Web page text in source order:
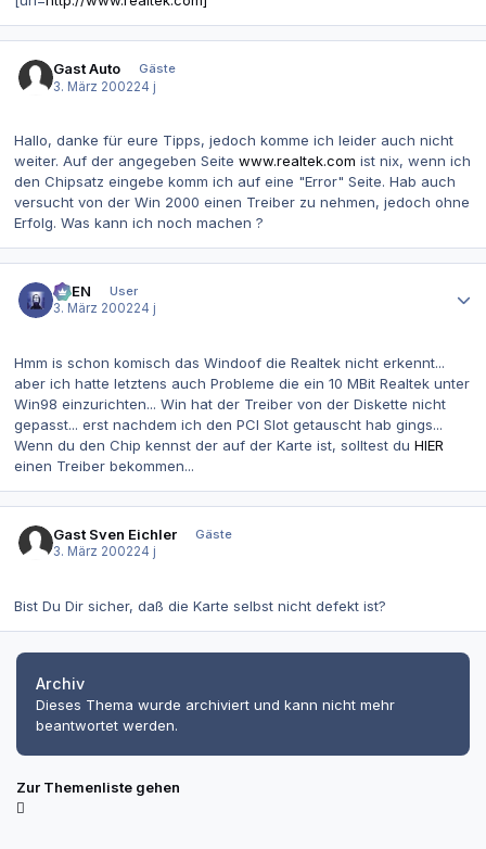
Gast Auto
Gäste
3. März 200224 j
Hallo, danke für eure Tipps, jedoch komme ich leider auch nicht
weiter. Auf der angegeben Seite www.realtek.com ist nix, wenn ich
den Chipsatz eingebe komm ich auf eine "Error" Seite. Hab auch
versucht von der Win 2000 einen Treiber zu nehmen, jedoch ohne
Erfolg. Was kann ich noch machen ?
AVEN
User
3. März 200224 j
Hmm is schon komisch das Windoof die Realtek nicht erkennt...
aber ich hatte letztens auch Probleme die ein 10 MBit Realtek unter
Win98 einzurichten... Win hat der Treiber von der Diskette nicht
gepasst... erst nachdem ich den PCI Slot getauscht hab gings...
Wenn du den Chip kennst der auf der Karte ist, solltest du HIER
einen Treiber bekommen...
Gast Sven Eichler
Gäste
3. März 200224 j
Bist Du Dir sicher, daß die Karte selbst nicht defekt ist?
Archiv
Dieses Thema wurde archiviert und kann nicht mehr
beantwortet werden.
Zur Themenliste gehen